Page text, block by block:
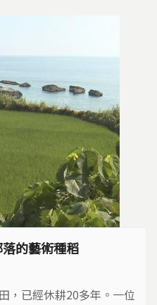
的藝術種稻
，已經休耕20多年。一位